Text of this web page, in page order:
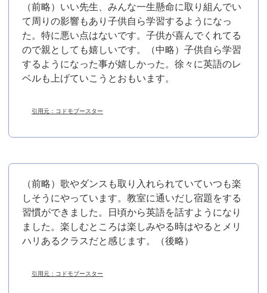
（前略）いい先生、みんな一生懸命に取り組んでい
て周りの影響もあり子供自ら学習するようになっ
た。特に悪い点はないです。子供が喜んでくれてる
ので親としても嬉しいです。（中略）子供自ら学習
するようになった事が嬉しかった。徐々に英語のレ
ベルも上げていこうとおもいます。
引用元：コドモブースター
（前略）歌やダンスも取り入れられていていつも楽
しそうにやっています。教室に通いだし宿題をする
習慣ができました。日頃から英語を話すようになり
ました。楽しむところは楽しみやる時はやるとメリ
ハリあるクラスだと感じます。（後略）
引用元：コドモブースター